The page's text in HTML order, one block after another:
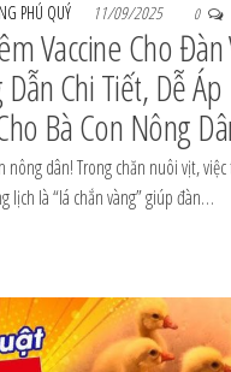
PHÚ QUÝ 11/09/2025 0
Vaccine Cho
Chi Tiết, Dễ Áp
Bà Con Nông
nông dân! Trong chăn nuôi vịt,
lịch là “lá chắn vàng” giúp đàn…